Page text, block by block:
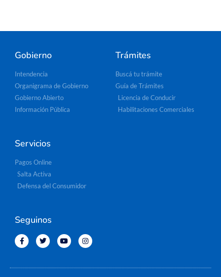
Gobierno
Intendencia
Organigrama de Gobierno
Gobierno Abierto
Información Pública
Trámites
Buscá tu trámite
Guía de Trámites
Licencia de Conducir
Habilitaciones Comerciales
Servicios
Pagos Online
Salta Activa
Defensa del Consumidor
Seguinos